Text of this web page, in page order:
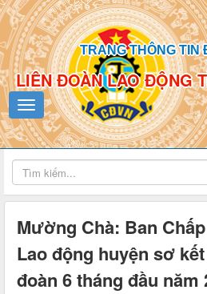
TRANG THÔNG TIN
LIÊN ĐOÀN LAO ĐỘNG
Mường Chà: Ban
Lao động huyện sơ
đoàn 6 tháng đầu năm